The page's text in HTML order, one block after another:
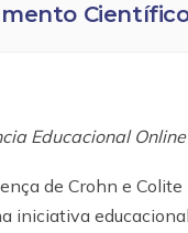
Científico
Educacional
de Crohn e
iniciativa